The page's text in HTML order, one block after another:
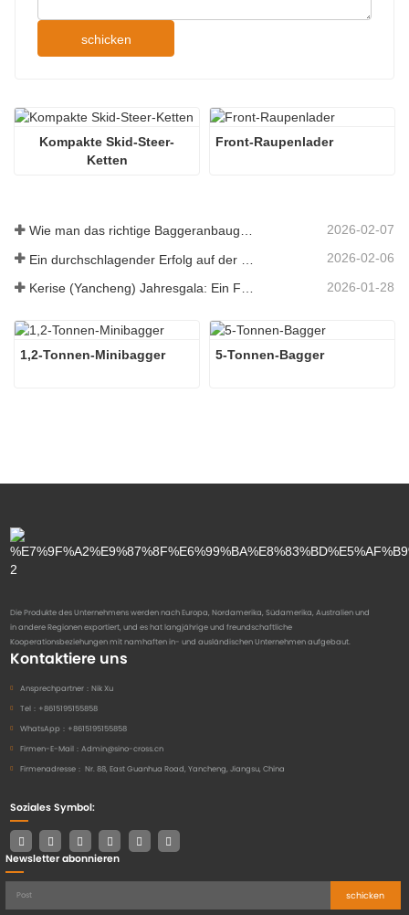
schicken
Kompakte Skid-Steer-
Ketten
Front-Raupenlader
Wie man das richtige Baggeranbaugerät für Aushub- und Planierungsarbeiten auswählt 2026-02-07
2026-02-06
2026-01-28
1,2-Tonnen-Minibagger 5-Tonnen-Bagger
Die Produkte des Unternehmens werden nach Europa, Nordamerika, Südamerika, Australien und
in andere Regionen exportiert, und es hat langjährige und freundschaftliche
Kooperationsbeziehungen mit namhaften in- und ausländischen Unternehmen aufgebaut.
Kontaktiere uns
Ansprechpartner： Nik Xu
Tel： +8615195155858
WhatsApp： +8615195155858
Firmen-E-Mail： Admin@sino-cross.cn
Firmenadresse： Nr. 88, East Guanhua Road, Yancheng, Jiangsu, China
Soziales Symbol:
Newsletter abonnieren
schicken